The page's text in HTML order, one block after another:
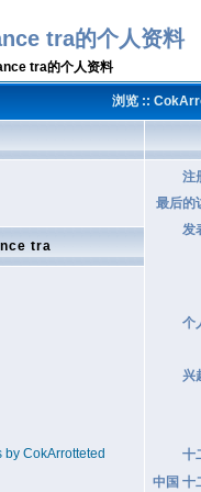
tra的个人资料
tra的个人资料
浏览 ::
注
最后的
发
个
兴
十
中国 十
tra
by CokArrotteted